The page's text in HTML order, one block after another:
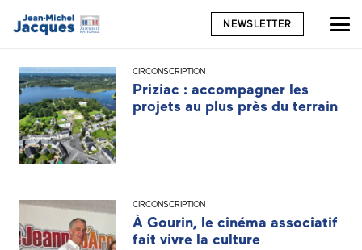
NEWSLETTER
CIRCONSCRIPTION
Priziac : accompagner les
projets au plus près du terrain
CIRCONSCRIPTION
À Gourin, le cinéma associatif
fait vivre la culture